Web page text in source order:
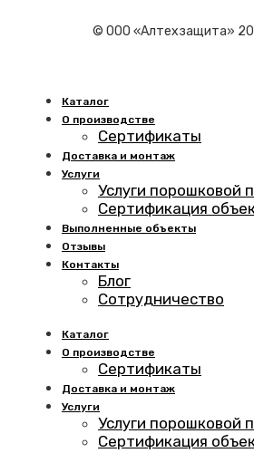
© ООО «Алтехзащита»
Каталог
О производстве
Сертификаты
Доставка и монтаж
Услуги
Услуги порошковой
Сертификация
Выполненные объекты
Отзывы
Контакты
Блог
Сотрудничество
Каталог
О производстве
Сертификаты
Доставка и монтаж
Услуги
Услуги порошковой
Сертификация